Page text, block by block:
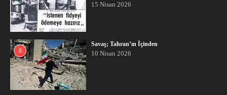
15 Nisan 2026
8
Savaş; Tahran’ın İçinden
10 Nisan 2026